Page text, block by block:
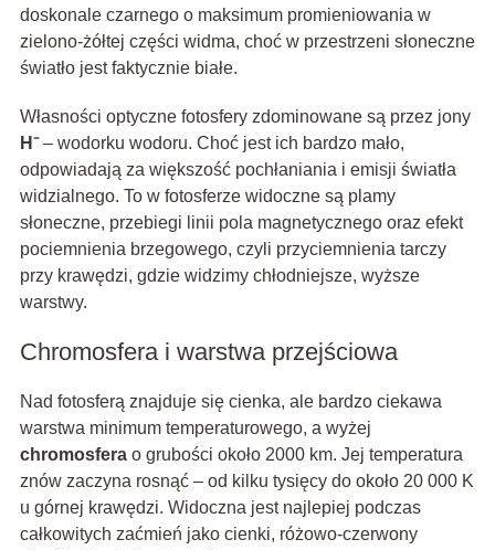
doskonale czarnego o maksimum promieniowania w
zielono-żółtej części widma, choć w przestrzeni słoneczne
światło jest faktycznie białe.
Własności optyczne fotosfery zdominowane są przez jony
H⁻– wodorku wodoru. Choć jest ich bardzo mało,
odpowiadają za większość pochłaniania i emisji światła
widzialnego. To w fotosferze widoczne są plamy
słoneczne, przebiegi linii pola magnetycznego oraz efekt
pociemnienia brzegowego, czyli przyciemnienia tarczy
przy krawędzi, gdzie widzimy chłodniejsze, wyższe
warstwy.
Chromosfera i warstwa przejściowa
Nad fotosferą znajduje się cienka, ale bardzo ciekawa
warstwa minimum temperaturowego, a wyżej
chromosferao grubości około 2000 km. Jej temperatura
znów zaczyna rosnąć – od kilku tysięcy do około 20 000 K
u górnej krawędzi. Widoczna jest najlepiej podczas
całkowitych zaćmień jako cienki, różowo-czerwony